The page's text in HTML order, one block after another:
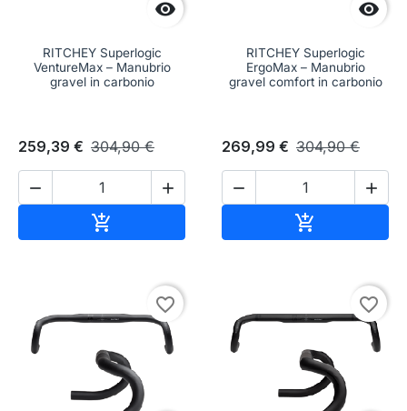

RITCHEY Superlogic
VentureMax – Manubrio
gravel in carbonio
259,39 € 304,90 €
 


RITCHEY Superlogic
ErgoMax – Manubrio
gravel comfort in carbonio
269,99 € 304,90 €
 

favorite_border favorite_border